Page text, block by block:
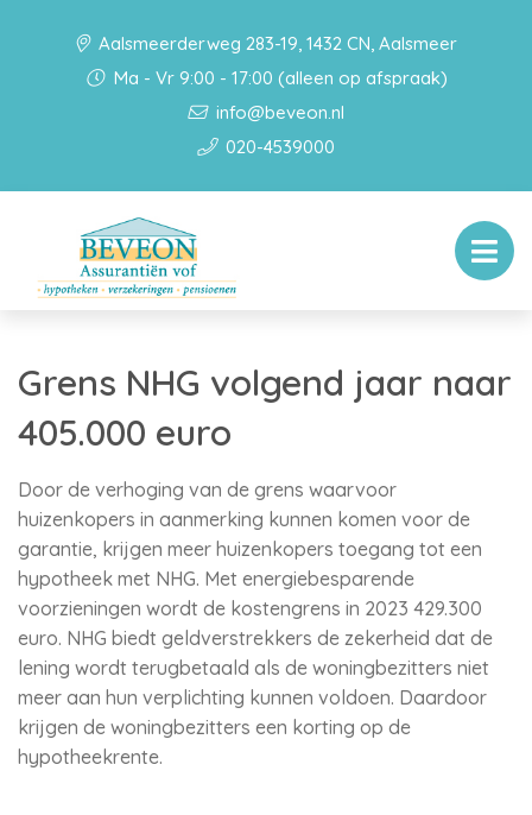
Aalsmeerderweg 283-19, 1432 CN, Aalsmeer
Ma - Vr 9:00 - 17:00 (alleen op afspraak)
info@beveon.nl
020-4539000
Grens NHG volgend jaar naar
405.000 euro
Door de verhoging van de grens waarvoor
huizenkopers in aanmerking kunnen komen voor de
garantie, krijgen meer huizenkopers toegang tot een
hypotheek met NHG. Met energiebesparende
voorzieningen wordt de kostengrens in 2023 429.300
euro. NHG biedt geldverstrekkers de zekerheid dat de
lening wordt terugbetaald als de woningbezitters niet
meer aan hun verplichting kunnen voldoen. Daardoor
krijgen de woningbezitters een korting op de
hypotheekrente.